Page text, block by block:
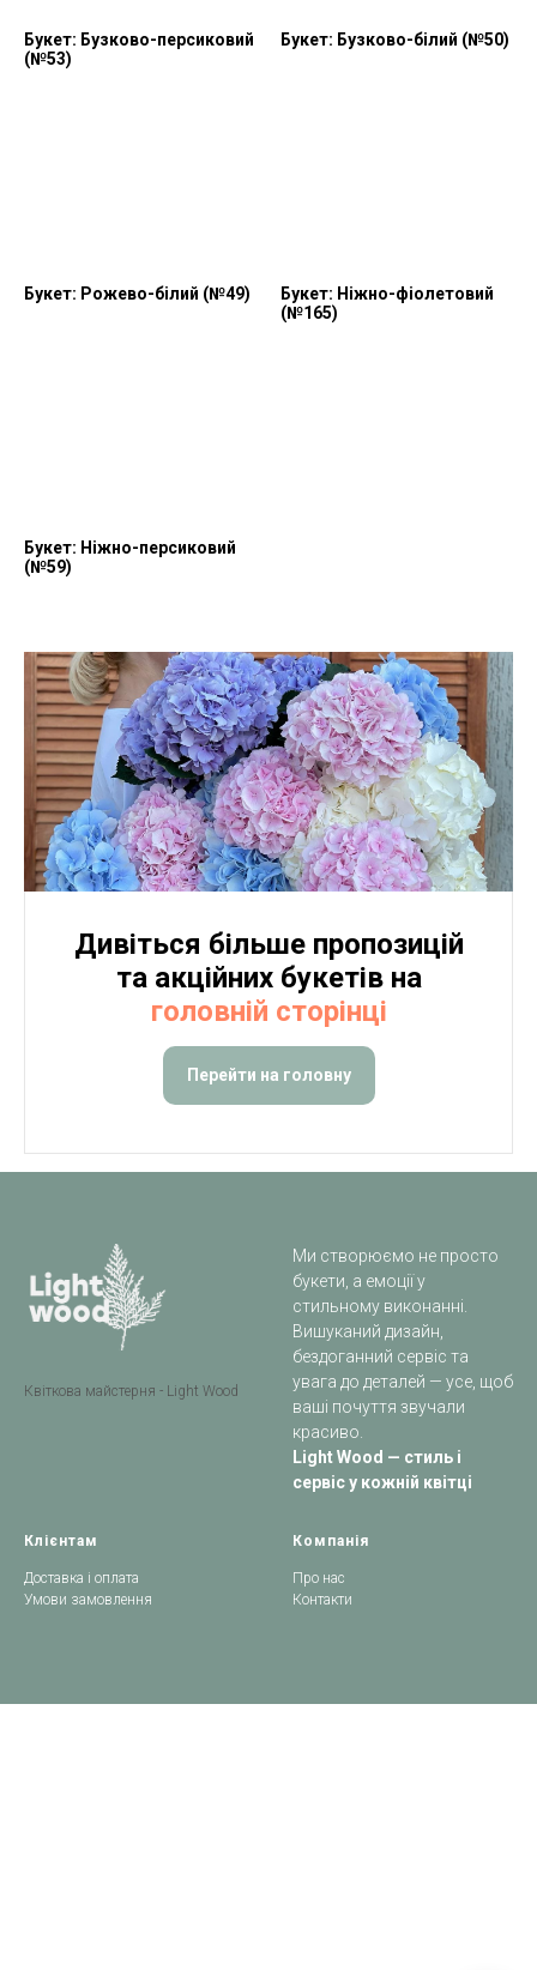
Букет: Бузково-персиковий
(№53)
Букет: Бузково-білий (№50)
Букет: Рожево-білий (№49)
Букет: Ніжно-фіолетовий
(№165)
Букет: Ніжно-персиковий
(№59)
Дивіться більше пропозицій
та акційних букетів на
головній сторінці
Перейти на головну
Квіткова майстерня - Light Wood
Ми створюємо не просто
букети, а емоції у
стильному виконанні.
Вишуканий дизайн,
бездоганний сервіс та
увага до деталей — усе, щоб
ваші почуття звучали
красиво.
Light Wood — стиль і
сервіс у кожній квітці
Клієнтам
Доставка і оплата
Умови замовлення
Компанія
Про нас
Контакти